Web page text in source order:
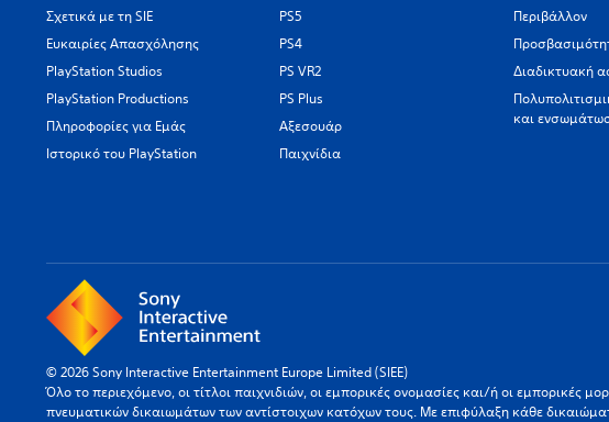
Σχετικά με τη SIE
Ευκαιρίες Απασχόλησης
PlayStation Studios
PlayStation Productions
Πληροφορίες για Εμάς
Ιστορικό του PlayStation
PS5
PS4
PS VR2
PS Plus
Αξεσουάρ
Παιχνίδια
Περιβάλλον
Διαδικτυακή
και
© 2026 Sony Interactive Entertainment Europe Limited (SIEE)
Όλο το περιεχόμενο, οι τίτλοι παιχνιδιών, οι εμπορικές ονομασίες και/ή οι
πνευματικών δικαιωμάτων των αντίστοιχων κατόχων τους. Με επιφύλαξη κάθε